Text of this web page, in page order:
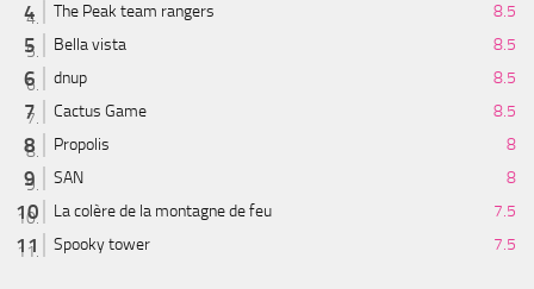
The Peak team rangers
8.5
Bella vista
8.5
dnup
8.5
Cactus Game
8.5
Propolis
8
SAN
8
La colère de la montagne de feu
7.5
Spooky tower
7.5